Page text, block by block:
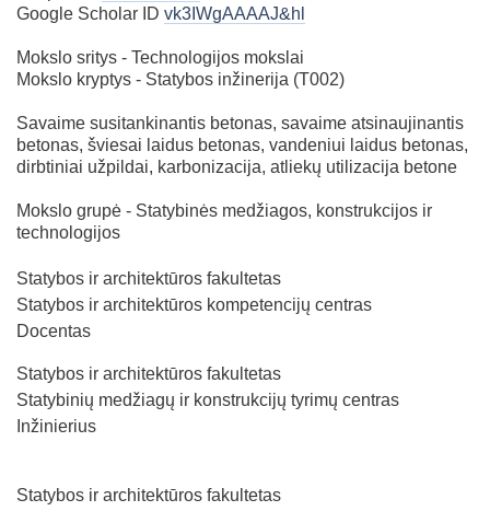
Google Scholar ID vk3IWgAAAAJ&hl
Mokslo sritys - Technologijos mokslai
Mokslo kryptys - Statybos inžinerija (T002)
Savaime susitankinantis betonas, savaime atsinaujinantis
betonas, šviesai laidus betonas, vandeniui laidus betonas,
dirbtiniai užpildai, karbonizacija, atliekų utilizacija betone
Mokslo grupė - Statybinės medžiagos, konstrukcijos ir
technologijos
Statybos ir architektūros fakultetas
Statybos ir architektūros kompetencijų centras
Docentas
Statybos ir architektūros fakultetas
Statybinių medžiagų ir konstrukcijų tyrimų centras
Inžinierius
Statybos ir architektūros fakultetas